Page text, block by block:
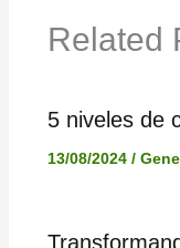
Related
5 niveles de
13/08/2024 /